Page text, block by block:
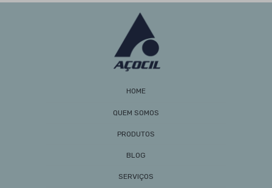
Material em Seus Projetos
Barras de Aço: Guia Completo de Aplicações,
Benefícios e Como Escolher para Seus Projetos
Cantoneira de Ferro é Essencial para Estruturas
Melhores Ofertas e Economizar na Obra
Melhores Ofertas e Economizar na Sua Obra
Cantoneiras de Aço à Venda Aumentam
Cantoneiras de Aço à Venda: Os Melhores Modelos
HOME
QUEM SOMOS
PRODUTOS
BLOG
SERVIÇOS